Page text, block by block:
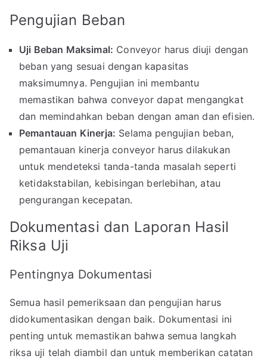
Pengujian Beban
Uji Beban Maksimal: Conveyor harus diuji dengan
beban yang sesuai dengan kapasitas
maksimumnya. Pengujian ini membantu
memastikan bahwa conveyor dapat mengangkat
dan memindahkan beban dengan aman dan efisien.
Pemantauan Kinerja: Selama pengujian beban,
pemantauan kinerja conveyor harus dilakukan
untuk mendeteksi tanda-tanda masalah seperti
ketidakstabilan, kebisingan berlebihan, atau
pengurangan kecepatan.
Dokumentasi dan Laporan Hasil
Riksa Uji
Pentingnya Dokumentasi
Semua hasil pemeriksaan dan pengujian harus
didokumentasikan dengan baik. Dokumentasi ini
penting untuk memastikan bahwa semua langkah
riksa uji telah diambil dan untuk memberikan catatan